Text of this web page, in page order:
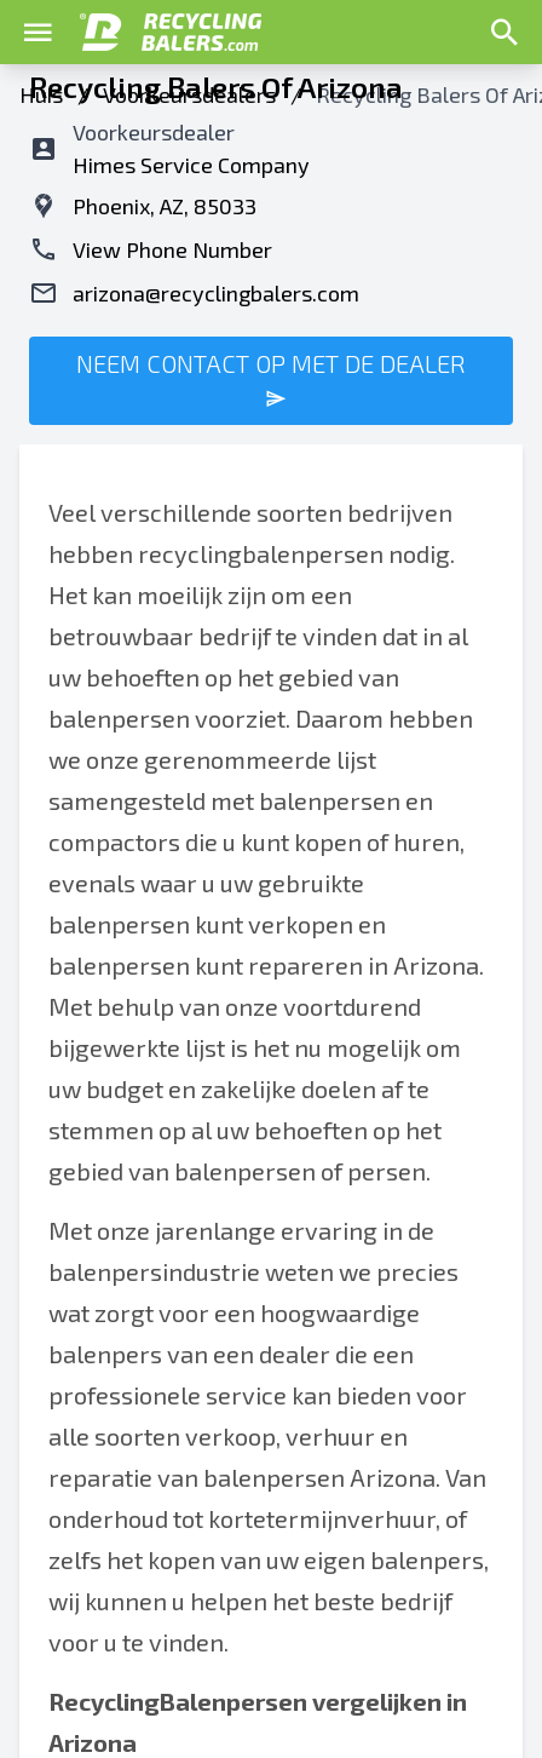
Huis / Voorkeursdealers / Recycling Balers Of
Recycling Balers Of Arizona
Voorkeursdealer
Himes Service Company
Phoenix, AZ, 85033
View Phone Number
arizona@recyclingbalers.com
NEEM CONTACT OP MET DE DEALER
Veel verschillende soorten bedrijven
hebben recyclingbalenpersen nodig.
Het kan moeilijk zijn om een
betrouwbaar bedrijf te vinden dat in al
uw behoeften op het gebied van
balenpersen voorziet. Daarom hebben
we onze gerenommeerde lijst
samengesteld met balenpersen en
compactors die u kunt kopen of huren,
evenals waar u uw gebruikte
balenpersen kunt verkopen en
balenpersen kunt repareren in Arizona.
Met behulp van onze voortdurend
bijgewerkte lijst is het nu mogelijk om
uw budget en zakelijke doelen af te
stemmen op al uw behoeften op het
gebied van balenpersen of persen.
Met onze jarenlange ervaring in de
balenpersindustrie weten we precies
wat zorgt voor een hoogwaardige
balenpers van een dealer die een
professionele service kan bieden voor
alle soorten verkoop, verhuur en
reparatie van balenpersen Arizona. Van
onderhoud tot kortetermijnverhuur, of
zelfs het kopen van uw eigen balenpers,
wij kunnen u helpen het beste bedrijf
voor u te vinden.
RecyclingBalenpersen vergelijken in
Arizona